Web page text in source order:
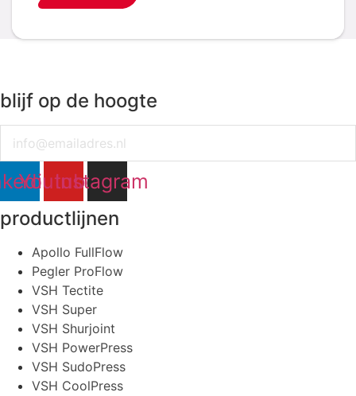
blijf op de hoogte
Youtube
Instagram
productlijnen
Apollo FullFlow
Pegler ProFlow
VSH Tectite
VSH Super
VSH Shurjoint
VSH PowerPress
VSH SudoPress
VSH CoolPress